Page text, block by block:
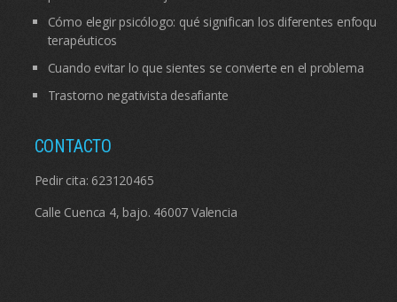
Cómo elegir psicólogo: qué significan los diferentes enfoques
terapéuticos
Cuando evitar lo que sientes se convierte en el problema
Trastorno negativista desafiante
CONTACTO
Pedir cita: 623120465
Calle Cuenca 4, bajo. 46007 Valencia